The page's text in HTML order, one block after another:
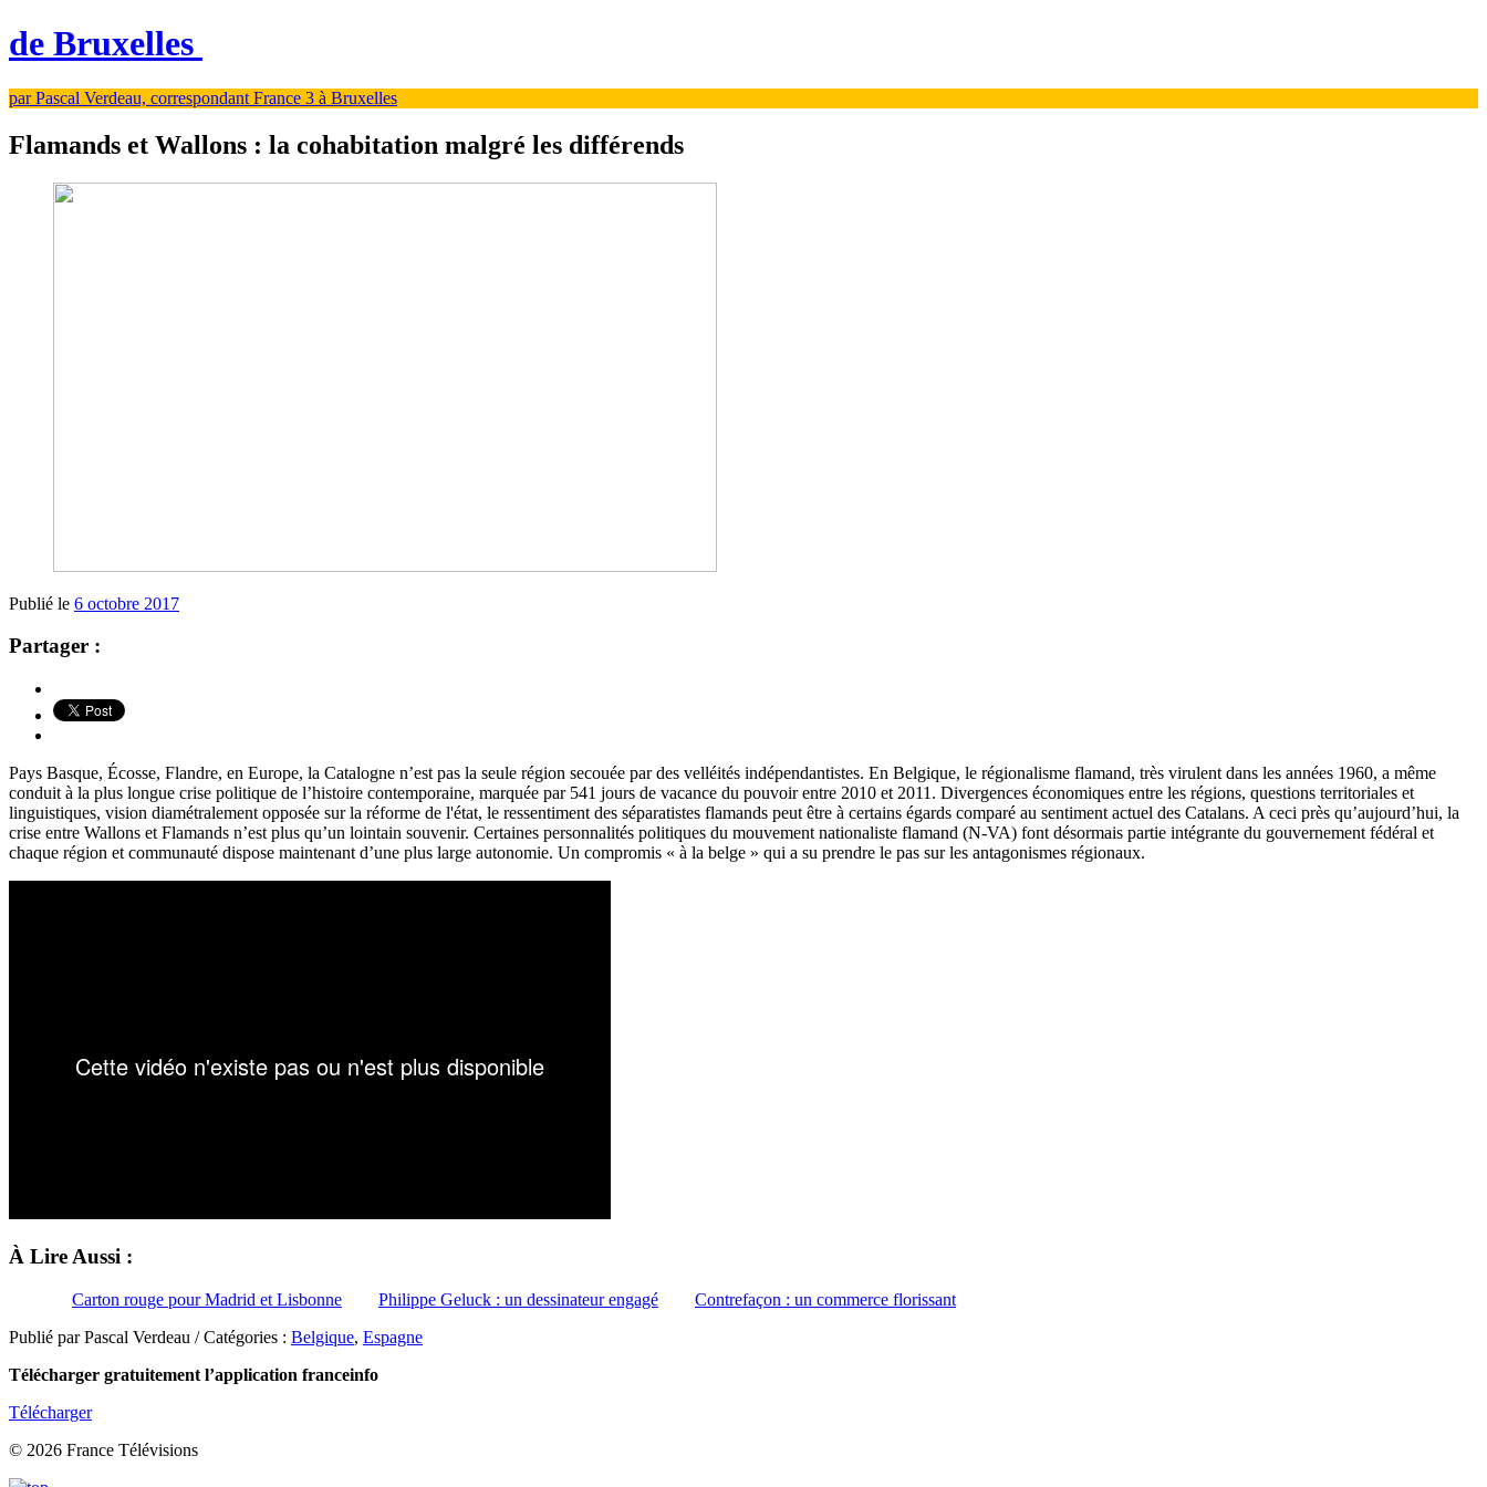
de Bruxelles
par Pascal Verdeau, correspondant France 3 à Bruxelles
Flamands et Wallons : la cohabitation malgré les différends
Publié le 6 octobre 2017
Partager :
Pays Basque, Écosse, Flandre, en Europe, la Catalogne n’est pas la seule région secouée par des velléités indépendantistes. En Belgique, le régionalisme flamand, très virulent dans les années 1960, a même
conduit à la plus longue crise politique de l’histoire contemporaine, marquée par 541 jours de vacance du pouvoir entre 2010 et 2011. Divergences économiques entre les régions, questions territoriales et
linguistiques, vision diamétralement opposée sur la réforme de l'état, le ressentiment des séparatistes flamands peut être à certains égards comparé au sentiment actuel des Catalans. A ceci près qu’aujourd’hui, la
crise entre Wallons et Flamands n’est plus qu’un lointain souvenir. Certaines personnalités politiques du mouvement nationaliste flamand (N-VA) font désormais partie intégrante du gouvernement fédéral et
chaque région et communauté dispose maintenant d’une plus large autonomie. Un compromis « à la belge » qui a su prendre le pas sur les antagonismes régionaux.
À Lire Aussi :
Carton rouge pour Madrid et Lisbonne Philippe Geluck : un dessinateur engagé
Contrefaçon : un commerce florissant
Publié par Pascal Verdeau / Catégories : Belgique, Espagne
Télécharger gratuitement l’application franceinfo
Télécharger
© 2026 France Télévisions